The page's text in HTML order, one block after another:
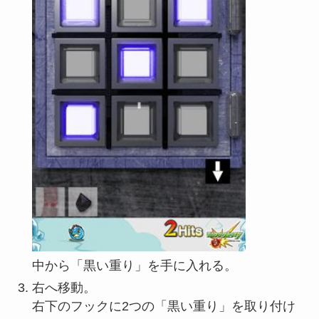
中から「黒い重り」を手に入れる。
右へ移動。
右下のフックに2つの「黒い重り」を取り付け